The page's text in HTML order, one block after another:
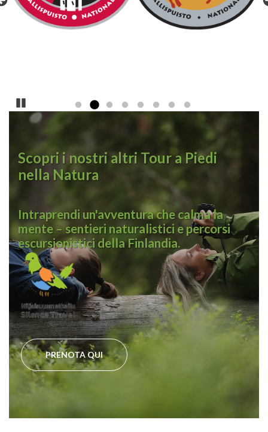
Scopri i nostri altri Tour a Piedi
nella Natura
Intraprendi un'avventura che calma la
mente – sentieri naturalistici e percorsi
escursionistici della Finlandia.
PRENOTA QUI